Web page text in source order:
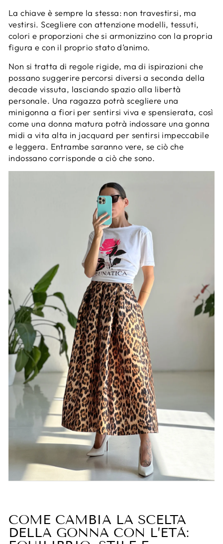
La chiave è sempre la stessa: non travestirsi, ma
vestirsi. Scegliere con attenzione modelli, tessuti,
colori e proporzioni che si armonizzino con la propria
figura e con il proprio stato d’animo.
Non si tratta di regole rigide, ma di ispirazioni che
possano suggerire percorsi diversi a seconda della
decade vissuta, lasciando spazio alla libertà
personale. Una ragazza potrà scegliere una
minigonna a fiori per sentirsi viva e spensierata, così
come una donna matura potrà indossare una gonna
midi a vita alta in jacquard per sentirsi impeccabile
e leggera. Entrambe saranno vere, se ciò che
indossano corrisponde a ciò che sono.
COME CAMBIA LA SCELTA
DELLA GONNA CON L’ETÀ: